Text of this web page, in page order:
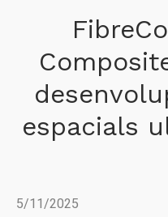
espacials
5/11/2025